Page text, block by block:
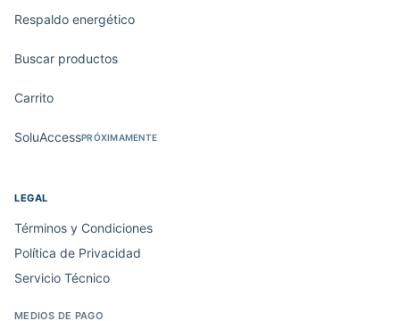
Respaldo energético
Buscar productos
Carrito
SoluAccessPRÓXIMAMENTE
LEGAL
Términos y Condiciones
Política de Privacidad
Servicio Técnico
MEDIOS DE PAGO